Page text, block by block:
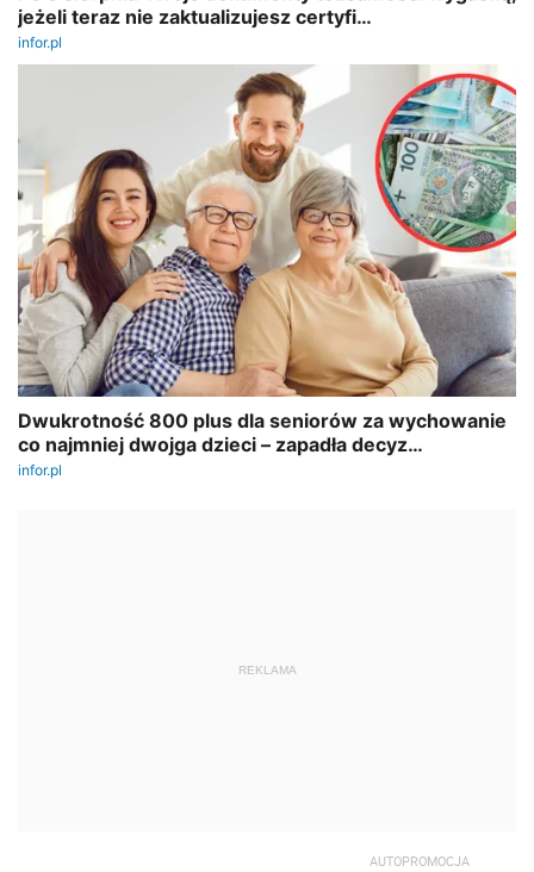
REKLAMA
AUTOPROMOCJA